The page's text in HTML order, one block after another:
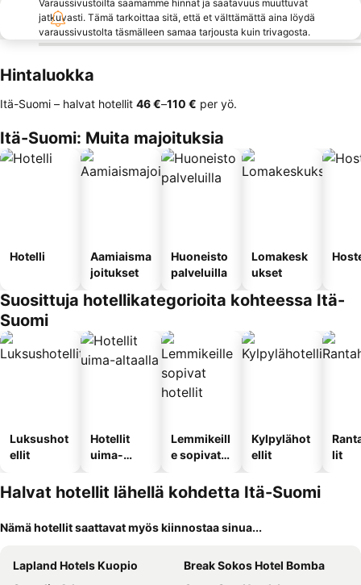
Varaussivustoilta saamamme hinnat ja saatavuus muuttuvat
jatkuvasti. Tämä tarkoittaa sitä, että et välttämättä aina löydä
varaussivustolta täsmälleen samaa tarjousta kuin trivagosta.
Hintaluokka
Itä-Suomi – halvat hotellit ‎46 €–‎110 € per yö.
Itä-Suomi: Muita majoituksia
Hotelli
Aamiaisma
joitukset
Huoneisto
palveluilla
Lomakesk
ukset
Suosittuja hotellikategorioita kohteessa Itä-
Suomi
Luksushot
ellit
Hotellit
uima-
Lemmikeill
e sopivat
Kylpylähot
ellit
lit
Halvat hotellit lähellä kohdetta Itä-Suomi
Nämä hotellit saattavat myös kiinnostaa sinua...
Lapland Hotels Kuopio
Break Sokos Hotel Bomba